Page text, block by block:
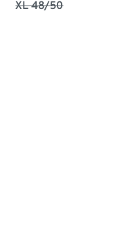
XL 48/50